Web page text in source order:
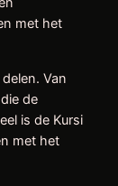
met het
Van
de
is de Kursi
met het